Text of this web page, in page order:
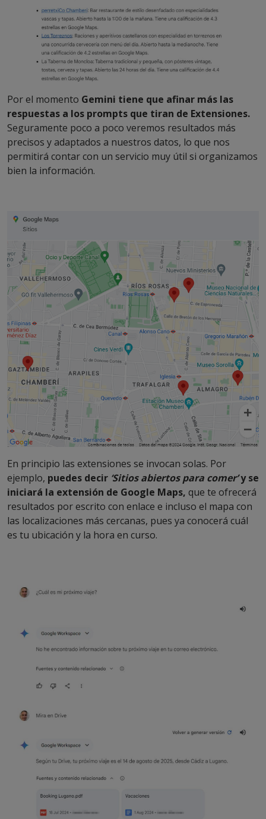
Por el momento Gemini tiene que afinar más las
respuestas a los prompts que tiran de Extensiones.
Seguramente poco a poco veremos resultados más
precisos y adaptados a nuestros datos, lo que nos
permitirá contar con un servicio muy útil si organizamos
bien la información.
En principio las extensiones se invocan solas. Por
ejemplo, puedes decir ‘Sitios abiertos para comer’y se
iniciará la extensión de Google Maps, que te ofrecerá
resultados por escrito con enlace e incluso el mapa con
las localizaciones más cercanas, pues ya conocerá cuál
es tu ubicación y la hora en curso.